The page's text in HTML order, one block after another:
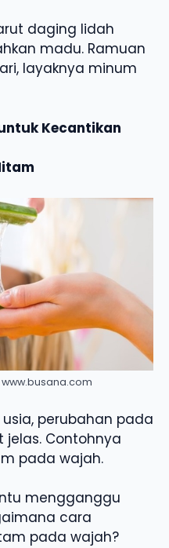
daging lidah
madu. Ramuan
layaknya minum
Kecantikan
www.busana.com
perubahan pada
jelas. Contohnya
pada wajah.
mengganggu
cara
pada wajah?